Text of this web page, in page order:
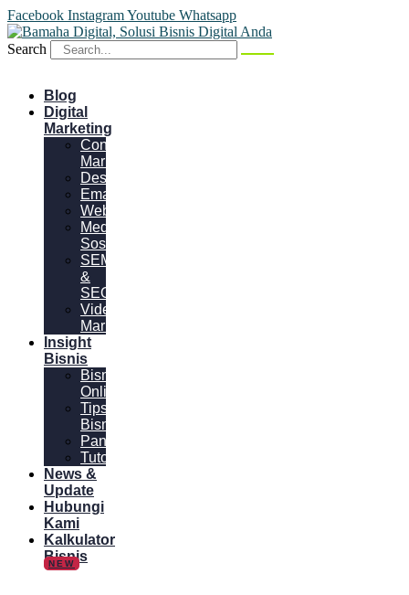
Facebook InstagramYoutube Whatsapp
Search
Blog
Digital
Marketing
Content
Marketing
Desain
Email
Website
Media
Sosial
SEM
&
SEO
Video
Marketing
Insight
Bisnis
Bisnis
Online
Tips
Bisnis
Panduan
Tutorial
News &
Update
Hubungi
Kami
Kalkulator
Bisnis
NEW